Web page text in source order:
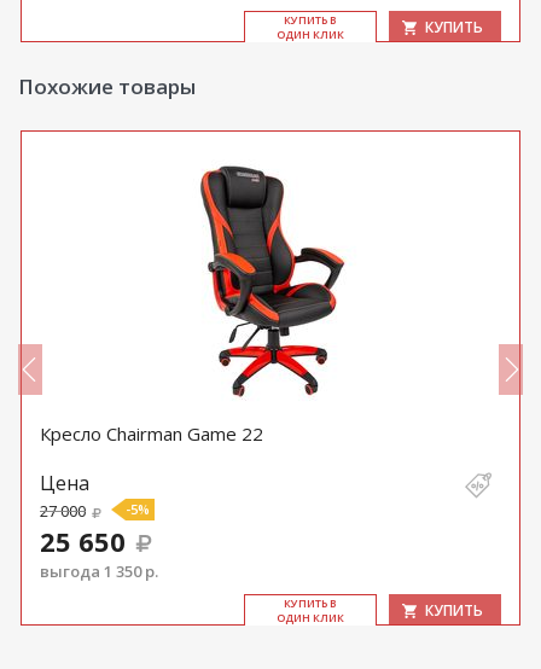
КУ­ПИТЬ В
ОДИН КЛИК
КУПИТЬ
Похожие товары
Кресло Chairman Game 22
Цена
27 000 -5%
25 650
выгода 1 350 р.
КУ­ПИТЬ В
ОДИН КЛИК
КУПИТЬ